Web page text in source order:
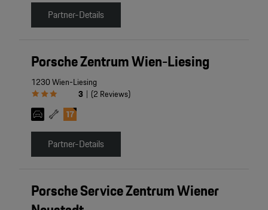
Partner-Details
Porsche Zentrum Wien-Liesing
1230 Wien-Liesing
3 | (2 Reviews)
Partner-Details
Porsche Service Zentrum Wiener